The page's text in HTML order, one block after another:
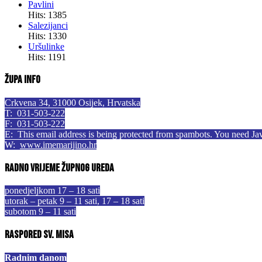
Pavlini
Hits: 1385
Salezijanci
Hits: 1330
Uršulinke
Hits: 1191
Župa info
Crkvena 34, 31000 Osijek, Hrvatska
T: 031-503-222
F: 031-503-222
E: This email address is being protected from spambots. You need
W: www.imemarijino.hr
Radno vrijeme župnog ureda
ponedjeljkom 17 – 18 sati
utorak – petak 9 – 11 sati, 17 – 18 sati
subotom 9 – 11 sati
Raspored sv. misa
Radnim danom